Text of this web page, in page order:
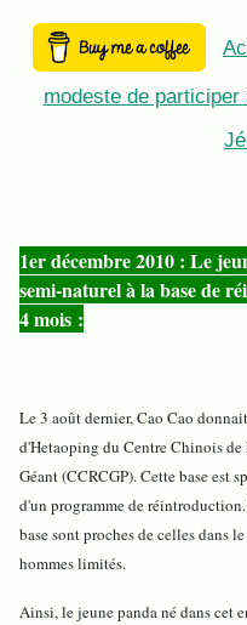
modeste de
1er décembre 2010 : Le
semi-naturel à la base de
4 mois :
Le 3 août dernier, Cao Cao
d'Hetaoping du Centre Chinois de
Géant (CCRCGP). Cette base est
d'un programme de
base sont proches de celles dans
hommes limités.
Ainsi, le jeune panda né dans cet